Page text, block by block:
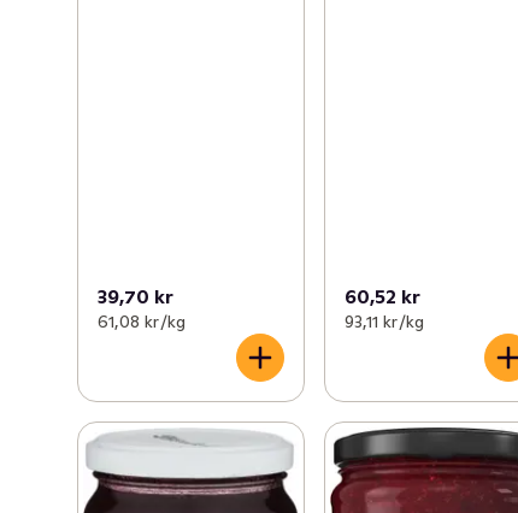
39,70 kr
61,08 kr /kg
60,52 kr
93,11 kr /kg